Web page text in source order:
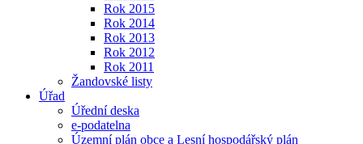
Rok 2015
Rok 2014
Rok 2013
Rok 2012
Rok 2011
Žandovské listy
Úřad
Úřední deska
e-podatelna
Územní plán obce a Lesní hospodářský plán